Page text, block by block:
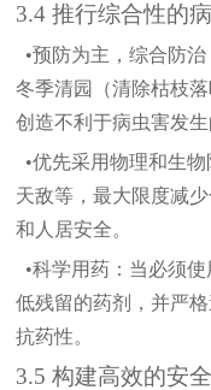
3.4 推行综合性的
•预防为主，综合防治
冬季清园（清除枯枝
创造不利于病虫害发生
•优先采用物理和生
天敌等，最大限度减
和人居安全。
•科学用药： 当必须使
低残留的药剂，并严
抗药性。
3.5 构建高效的安